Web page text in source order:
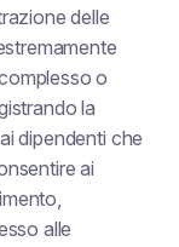
delle
o
la
dipendenti che
ai
alle